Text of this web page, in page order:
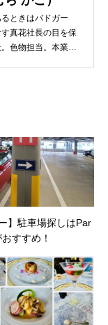
ときはバドガー
真花社長の目を保
色物担当。本業は
い会社に携わること
内整備を得意とす
mica.com
】駐車場探しはPar
すすめ！